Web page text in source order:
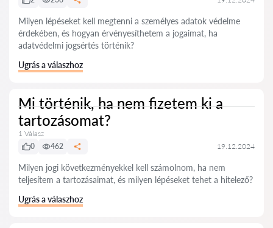
Milyen lépéseket kell megtenni a személyes adatok védelme
érdekében, és hogyan érvényesíthetem a jogaimat, ha
adatvédelmi jogsértés történik?
Ugrás a válaszhoz
Mi történik, ha nem fizetem ki a
tartozásomat?
1 Válasz
0
462 19.12.2024
Milyen jogi következményekkel kell számolnom, ha nem
teljesítem a tartozásaimat, és milyen lépéseket tehet a hitelező?
Ugrás a válaszhoz